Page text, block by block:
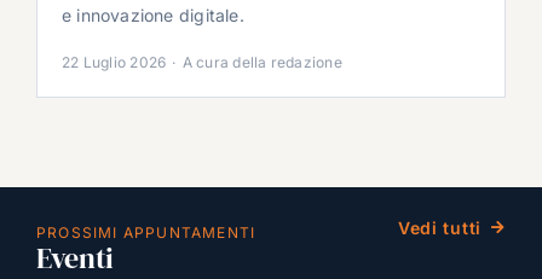
e innovazione digitale.
22 Luglio 2026 · A cura della redazione
PROSSIMI APPUNTAMENTI
Eventi
Vedi tutti